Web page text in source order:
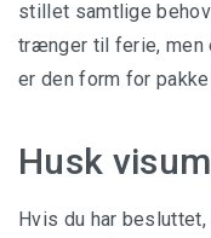
stillet samtlige
trænger til ferie, men
er den form for
Husk visum
Hvis du har